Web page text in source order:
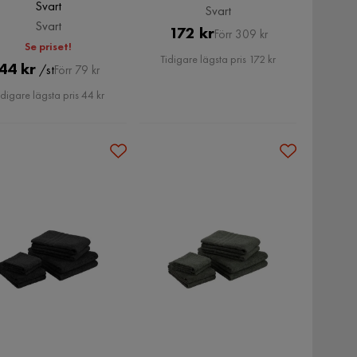
Svart
Svart
Se priset!
Pris
kr /stOriginal
Pris
Förr 79 kr
lägsta pris 44 kr
Svart
Pris
172 krOriginal
Pris
Förr 309 kr
Tidigare lägsta pris 172 kr